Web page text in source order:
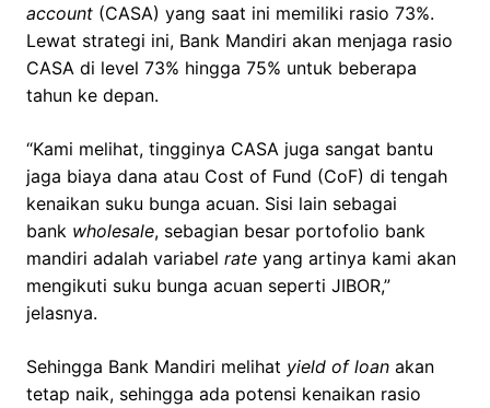
account (CASA) yang saat ini memiliki rasio 73%.
Lewat strategi ini, Bank Mandiri akan menjaga rasio
CASA di level 73% hingga 75% untuk beberapa
tahun ke depan.
“Kami melihat, tingginya CASA juga sangat bantu
jaga biaya dana atau Cost of Fund (CoF) di tengah
kenaikan suku bunga acuan. Sisi lain sebagai
bank wholesale, sebagian besar portofolio bank
mandiri adalah variabel rate yang artinya kami akan
mengikuti suku bunga acuan seperti JIBOR,”
jelasnya.
Sehingga Bank Mandiri melihat yield of loan akan
tetap naik, sehingga ada potensi kenaikan rasio